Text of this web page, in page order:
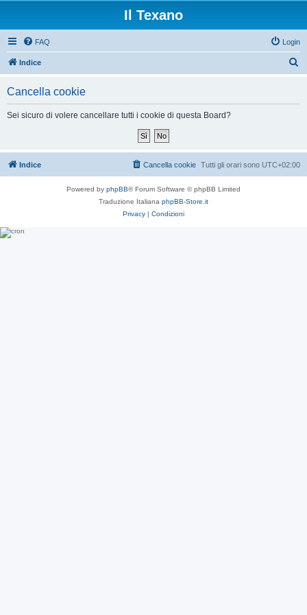
Il Texano
FAQ Login
Indice
Cancella cookie
Sei sicuro di volere cancellare tutti i cookie di questa Board?
Indice Tutti gli orari sono UTC+02:00
Cancella cookie
Powered by phpBB® Forum Software © phpBB Limited
Traduzione Italiana phpBB-Store.it
Privacy | Condizioni